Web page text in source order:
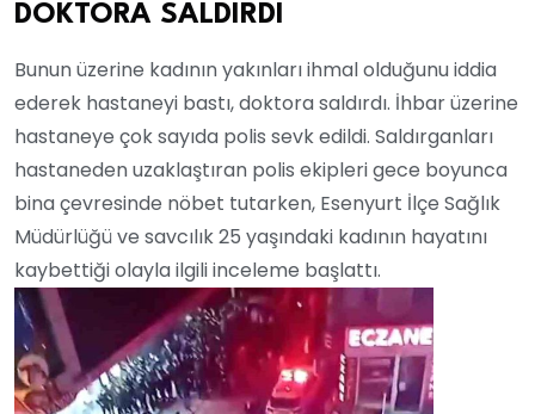
DOKTORA SALDIRDI
Bunun üzerine kadının yakınları ihmal olduğunu iddia
ederek hastaneyi bastı, doktora saldırdı. İhbar üzerine
hastaneye çok sayıda polis sevk edildi. Saldırganları
hastaneden uzaklaştıran polis ekipleri gece boyunca
bina çevresinde nöbet tutarken, Esenyurt İlçe Sağlık
Müdürlüğü ve savcılık 25 yaşındaki kadının hayatını
kaybettiği olayla ilgili inceleme başlattı.